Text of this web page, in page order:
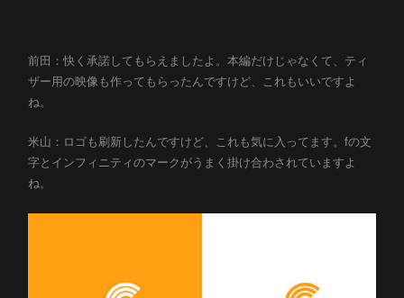
前田：快く承諾してもらえましたよ。本編だけじゃなくて、ティ
ザー用の映像も作ってもらったんですけど、これもいいですよ
ね。
米山：ロゴも刷新したんですけど、これも気に入ってます。fの文
字とインフィニティのマークがうまく掛け合わされていますよ
ね。